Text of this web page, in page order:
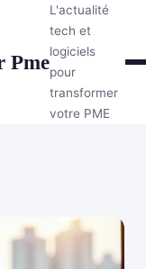
Pme
L'actualité
tech et
logiciels
pour
transformer
votre PME